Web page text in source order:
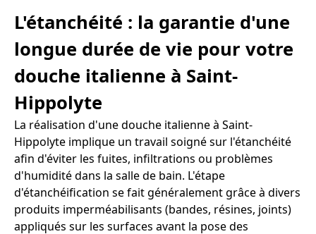
L'étanchéité : la garantie d'une
longue durée de vie pour votre
douche italienne à Saint-
Hippolyte
La réalisation d'une douche italienne à Saint-
Hippolyte implique un travail soigné sur l'étanchéité
afin d'éviter les fuites, infiltrations ou problèmes
d'humidité dans la salle de bain. L'étape
d'étanchéification se fait généralement grâce à divers
produits imperméabilisants (bandes, résines, joints)
appliqués sur les surfaces avant la pose des